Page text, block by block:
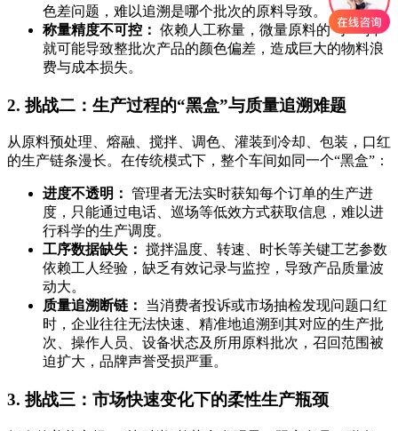
色差问题，难以追溯是哪个批次的原料导致。
称量精度不可控： 依赖人工称量，微量原料的“手一抖”
就可能导致整批次产品的颜色偏差，造成巨大的物料浪
费与成本损失。
2. 挑战二：生产过程的“黑盒”与质量追溯难题
从原料预处理、熔融、搅拌、调色、灌装到冷却、包装，口红
的生产链条漫长。在传统模式下，整个车间如同一个“黑盒”：
进度不透明： 管理者无法实时获知每个订单的生产进
度，只能通过电话、巡场等低效方式获取信息，难以进
行科学的生产调度。
工序数据缺失： 搅拌温度、转速、时长等关键工艺参数
依赖工人经验，缺乏有效记录与监控，导致产品质量波
动大。
质量追溯断链：
当消费者投诉或市场抽检发现问题口红
时，企业往往无法快速、精准地追溯到其对应的生产批
次、操作人员、设备状态及所用原料批次，召回范围被
迫扩大，品牌声誉受损严重。
3. 挑战三：市场快速变化下的柔性生产瓶颈